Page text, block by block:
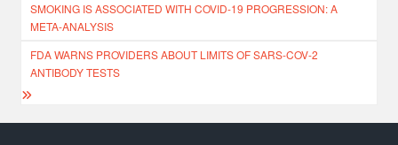
SMOKING IS ASSOCIATED WITH COVID-19 PROGRESSION: A
META-ANALYSIS
FDA WARNS PROVIDERS ABOUT LIMITS OF SARS-COV-2
ANTIBODY TESTS